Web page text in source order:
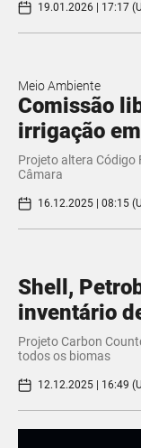
19.01.2026 | 17:17
Meio Ambiente
Comissão
irrigação
Projeto altera Código
Câmara
16.12.2025 | 08:15
Shell,
inventário
Projeto Carbon
todos os biomas
12.12.2025 | 16:49